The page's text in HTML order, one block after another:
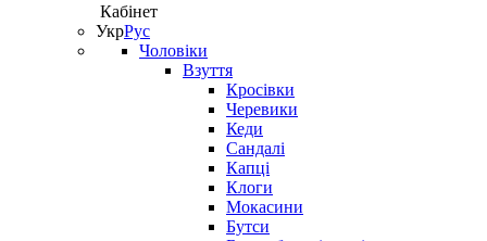
Кабінет
УкрРус
Чоловіки
Взуття
Кросівки
Черевики
Кеди
Сандалі
Капці
Клоги
Мокасини
Бутси